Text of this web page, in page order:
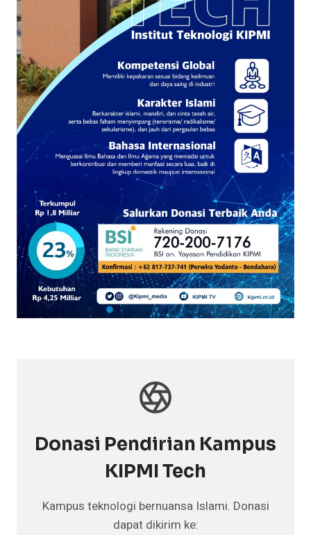
Donasi Pendirian Kampus
KIPMI Tech
Kampus teknologi bernuansa Islami. Donasi
dapat dikirim ke: